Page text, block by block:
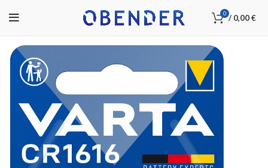
0 / 0,00€